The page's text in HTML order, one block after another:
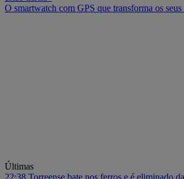
O smartwatch com GPS que transforma os seus
Últimas
22:38 Torreense bate nos ferros e é eliminado